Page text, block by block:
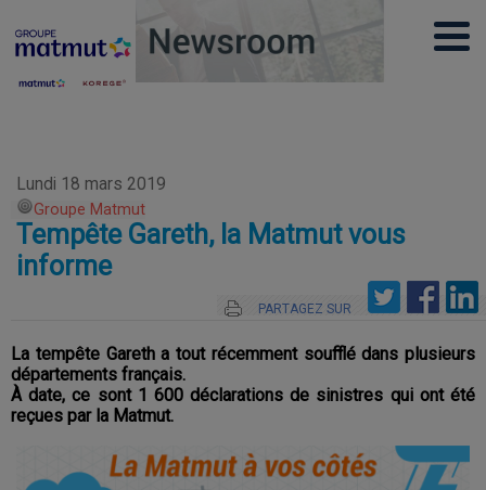
Lundi 18 mars 2019
Groupe Matmut
Tempête Gareth, la Matmut vous
informe
PARTAGEZ SUR
La tempête Gareth a tout récemment soufflé dans plusieurs
départements français.
À date, ce sont 1 600 déclarations de sinistres qui ont été
reçues par la Matmut.